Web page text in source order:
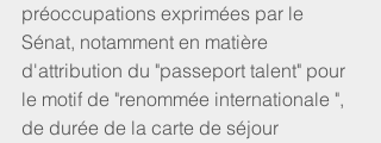
préoccupations exprimées par le
Sénat, notamment en matière
d'attribution du "passeport talent" pour
le motif de "renommée internationale ",
de durée de la carte de séjour